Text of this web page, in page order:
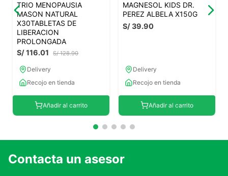
TRIO MENOPAUSIA
MASON NATURAL
X30TABLETAS DE
LIBERACION
PROLONGADA
S/ 128.90
S/116.01
Delivery
Recojo en tienda
Añadir al carrito
MAGNESOL KIDS DR.
PEREZ ALBELA X150G
S/39.90
Delivery
Recojo en tienda
Añadir al carrito
Contacta un asesor